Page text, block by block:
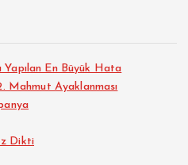
Yapılan En Büyük Hata
Mahmut Ayaklanması
Dikti